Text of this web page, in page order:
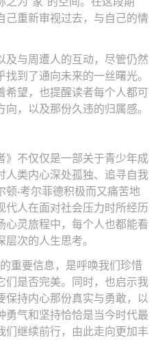
己重新审视过去，与自己的情
及与周遭人的互动，尽管仍然
到了通向未来的一丝曙光。
希望，也提醒读者每个人都可
，以及那份久违的归属感。
》不仅仅是一部关于青少年成
人类内心深处孤独、追寻自我
·考尔菲德积极而又痛苦地
代人在面对社会压力时所经历
心灵旅程中，每个人也都能看
次的人生思考。
重要信息，是呼唤我们珍惜
们是否完美。同时，也启示我
保持内心那份真实与勇敢，以
勇气和坚持恰恰是当今时代最
们继续前行，由此走向更加丰